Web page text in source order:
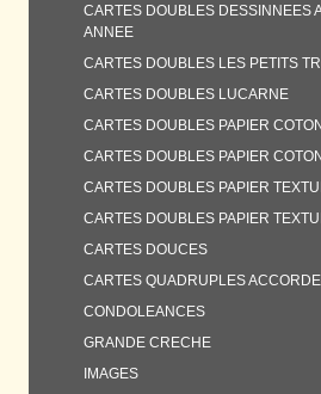
CARTES DOUBLES DESSINNEES
ANNEE
CARTES DOUBLES LES PETITS
CARTES DOUBLES LUCARNE
CARTES DOUBLES PAPIER
CARTES DOUBLES PAPIER
CARTES DOUBLES PAPIER
CARTES DOUBLES PAPIER
CARTES DOUCES
CARTES QUADRUPLES
CONDOLEANCES
GRANDE CRECHE
IMAGES